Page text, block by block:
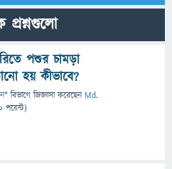
প্রশ্নগুলো
পশুর চামড়া
হয় কীভাবে?
" বিভাগে জিজ্ঞাসাকরেছেনMd.
পয়েন্ট)